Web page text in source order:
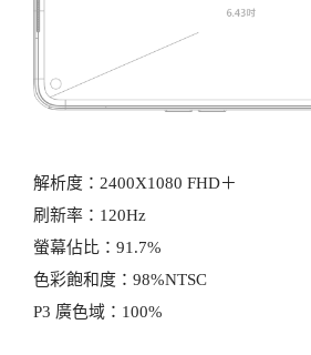
解析度：2400X1080 FHD＋
刷新率：120Hz
螢幕佔比：91.7%
色彩飽和度：98%NTSC
P3 廣色域：100%